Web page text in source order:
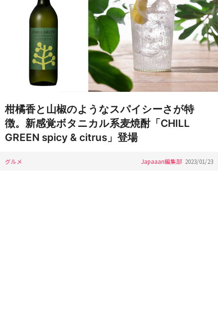
柑橘香と山椒のようなスパイシーさが特
徴。新感覚ボタニカル系麦焼酎「CHILL
GREEN spicy & citrus」登場
グルメ Japaaan編集部 2023/01/23